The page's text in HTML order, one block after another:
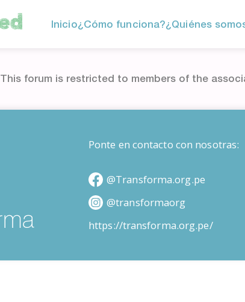
Inicio¿Cómo funciona?¿Quiénes
This forum is restricted to members of the
Ponte en contacto con nosotras:
@Transforma.org.pe
@transformaorg
https://transforma.org.pe/